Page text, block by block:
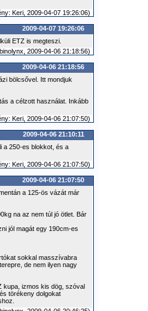
Keri, 2009-04-07 19:26:06)
2009-04-07 19:26:06
ETZ is megteszi.
2009-04-06 21:18:56)
2009-04-06 21:18:56
bölcsővel. Itt mondjuk
a célzott használat. Inkább
Keri, 2009-04-06 21:07:50)
2009-04-06 21:10:11
a 250-es blokkot, és a
Keri, 2009-04-06 21:07:50)
2009-04-06 21:07:50
a 125-ös vázát már
na az nem túl jó ötlet. Bár
jól magát egy 190cm-es
sokkal masszívabra
de nem ilyen nagy
kupa, izmos kis dög, szóval
törékeny dolgokat